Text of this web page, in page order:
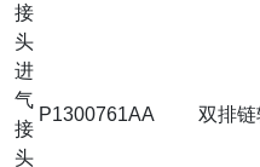
接
头
进
气
接
头
P1300761AA 双排链